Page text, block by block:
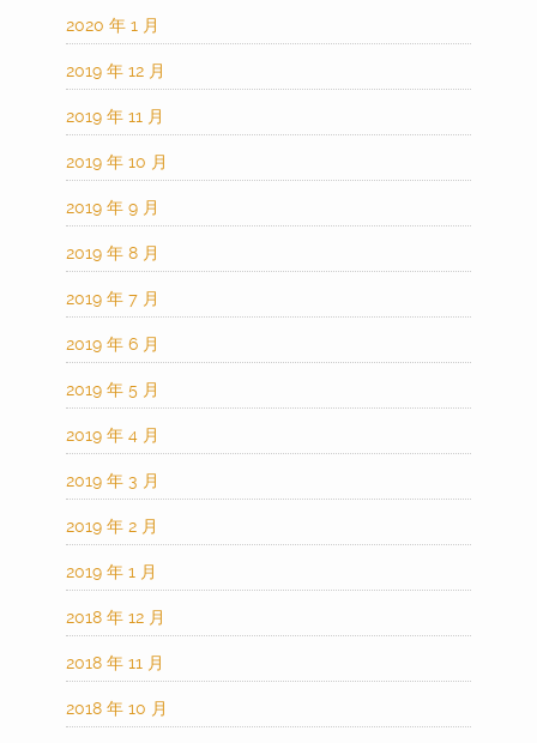
2020 年 1 月
2019 年 12 月
2019 年 11 月
2019 年 10 月
2019 年 9 月
2019 年 8 月
2019 年 7 月
2019 年 6 月
2019 年 5 月
2019 年 4 月
2019 年 3 月
2019 年 2 月
2019 年 1 月
2018 年 12 月
2018 年 11 月
2018 年 10 月